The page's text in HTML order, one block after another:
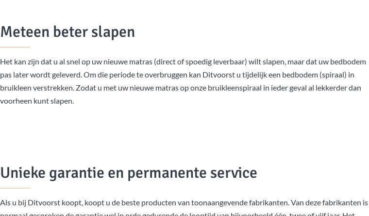
Meteen beter slapen
Het kan zijn dat u al snel op uw nieuwe matras (direct of spoedig leverbaar) wilt slapen, maar dat uw bedbodem
pas later wordt geleverd. Om die periode te overbruggen kan Ditvoorst u tijdelijk een bedbodem (spiraal) in
bruikleen verstrekken. Zodat u met uw nieuwe matras op onze bruikleenspiraal in ieder geval al lekkerder dan
voorheen kunt slapen.
Unieke garantie en permanente service
Als u bij Ditvoorst koopt, koopt u de beste producten van toonaangevende fabrikanten. Van deze fabrikanten is